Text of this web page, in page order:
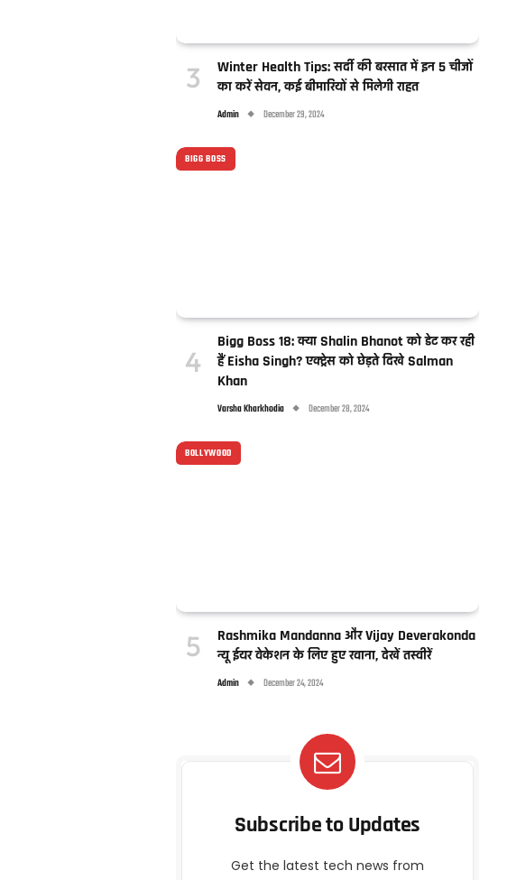
Winter Health Tips: सर्दी की बरसात में इन 5 चीजों
का करें सेवन, कई बीमारियों से मिलेगी राहत
Admin December 29, 2024
BIGG BOSS
Bigg Boss 18: क्या Shalin Bhanot को डेट कर रही
हैं Eisha Singh? एक्ट्रेस को छेड़ते दिखे Salman
Khan
Varsha Kharkhodia December 28, 2024
BOLLYWOOD
Rashmika Mandanna और Vijay Deverakonda
न्यू ईयर वेकेशन के लिए हुए रवाना, देखें तस्वीरें
Admin December 24, 2024
Subscribe to Updates
Get the latest tech news from